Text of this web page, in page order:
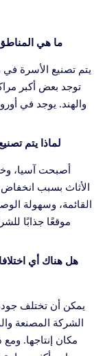
ما هي المناطق
يتم تصنيع الأسرة
توجد بعض أكبر
والهند. يوجد في
لماذا يتم
أصبحت آسيا،
الأثاث بسبب انخفاض
القائمة، وسهولة
موقعًا جذابًا
هل هناك أي
يمكن أن تختلف
الشركة المصنعة
مكان إنتاجها.